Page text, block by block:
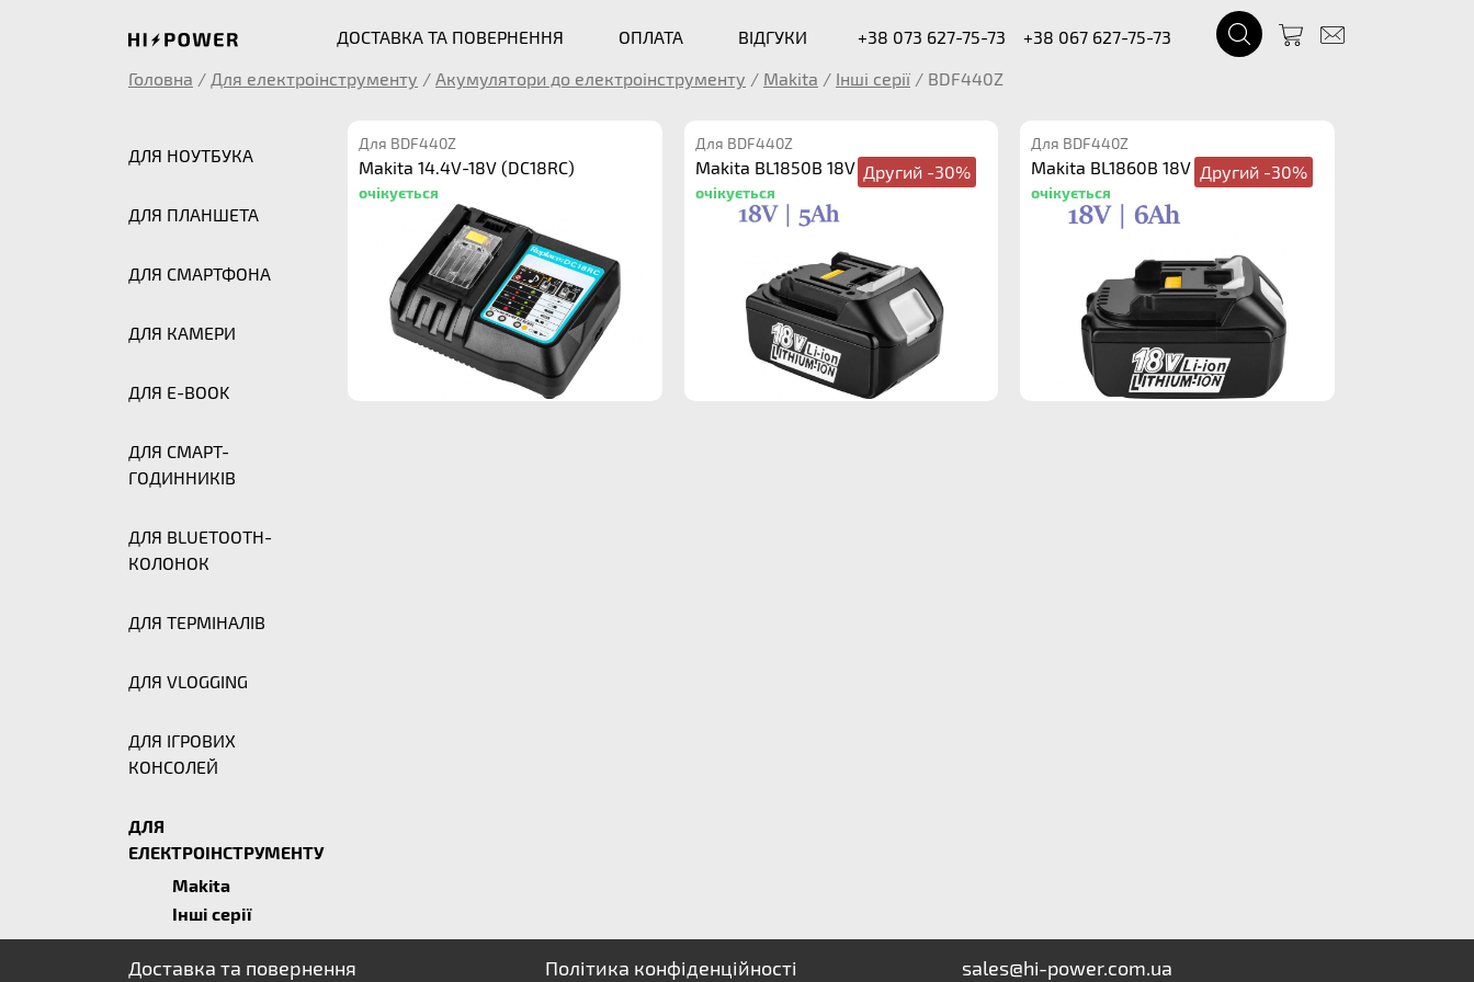
ДОСТАВКА ТА ПОВЕРНЕННЯ ОПЛАТА ВІДГУКИ +38 073 627-75-73
+38 067 627-75-73
Головна / Для електроінструменту / Акумулятори до електроінструменту / Makita / Інші серії / BDF440Z
ДЛЯ НОУТБУКА
ДЛЯ ПЛАНШЕТА
ДЛЯ СМАРТФОНА
ДЛЯ КАМЕРИ
ДЛЯ E-BOOK
ДЛЯ СМАРТ-
ГОДИННИКІВ
ДЛЯ BLUETOOTH-
КОЛОНОК
ДЛЯ ТЕРМІНАЛІВ
ДЛЯ VLOGGING
ДЛЯ ІГРОВИХ
КОНСОЛЕЙ
ДЛЯ
ЕЛЕКТРОІНСТРУМЕНТУ
Makita
Інші серії
Для BDF440Z
Makita 14.4V-18V (DC18RC)
очікується
Для BDF440Z
Makita BL1850B 18V 5.0Ah
очікується
Другий -30%
Для BDF440Z
Makita BL1860B 18V 6.0Ah
очікується
Другий -30%
Доставка та повернення Політика конфіденційності sales@hi-power.com.ua